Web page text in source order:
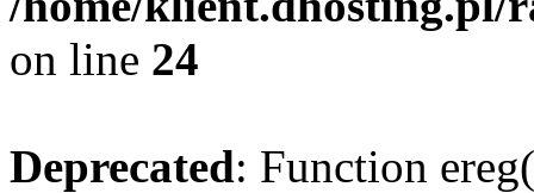
on line 24
Deprecated: Function